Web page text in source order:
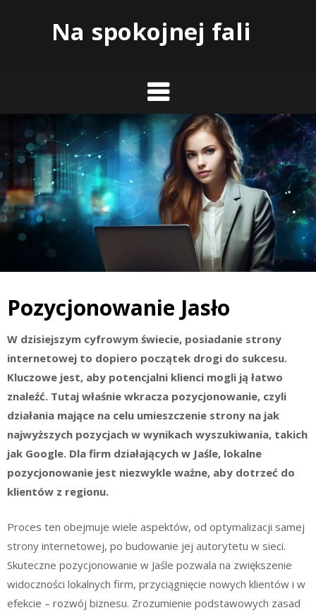
Na spokojnej fali
Pozycjonowanie Jasło
W dzisiejszym cyfrowym świecie, posiadanie strony
internetowej to dopiero początek drogi do sukcesu.
Kluczowe jest, aby potencjalni klienci mogli ją łatwo
znaleźć. Tutaj właśnie wkracza pozycjonowanie, czyli
działania mające na celu umieszczenie strony na jak
najwyższych pozycjach w wynikach wyszukiwania, takich
jak Google. Dla firm działających w Jaśle, lokalne
pozycjonowanie jest niezwykle ważne, aby dotrzeć do
klientów z regionu.
Proces ten obejmuje wiele aspektów, od optymalizacji samej
strony internetowej, po budowanie jej autorytetu w sieci.
Skuteczne pozycjonowanie w Jaśle pozwala na zwiększenie
widoczności lokalnych firm, przyciągnięcie nowych klientów i w
efekcie – rozwój biznesu. Zrozumienie podstawowych zasad